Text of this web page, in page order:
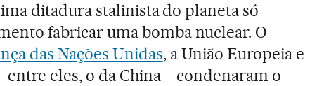
ditadura stalinista do planeta só
fabricar uma bomba nuclear. O
das Nações Unidas, a União Europeia e
entre eles, o da China – condenaram o